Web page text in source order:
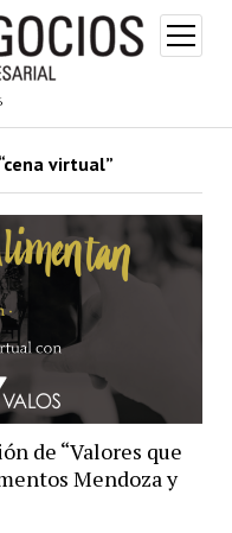
abrir
menú
virtual”
de “Valores que
Mendoza y